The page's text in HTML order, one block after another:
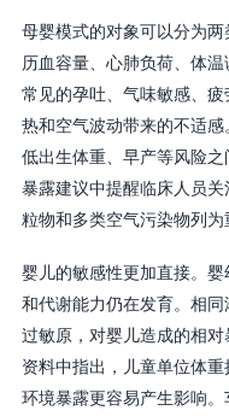
母婴模式的对象可以分为
历血容量、心肺负荷、体
常见的孕吐、气味敏感、
热和空气波动带来的不适
低出生体重、早产等风险
暴露建议中提醒临床人员
粒物和多类空气污染物列为
婴儿的敏感性更加直接。
和代谢能力仍在发育。相
过敏原，对婴儿造成的相
资料中指出，儿童单位体
环境暴露更容易产生影响